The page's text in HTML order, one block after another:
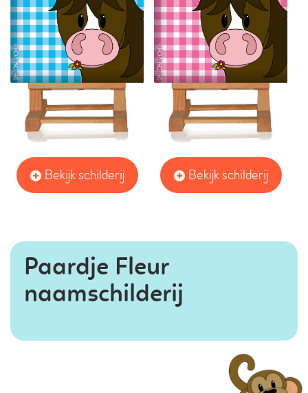
Bekijk schilderij Bekijk schilderij
Paardje Fleur
naamschilderij